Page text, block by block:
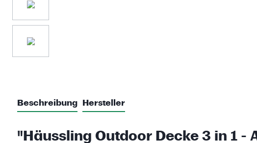
Beschreibung Hersteller
"Häussling Outdoor Decke 3 in 1 -